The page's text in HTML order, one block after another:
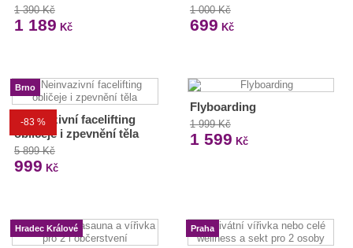
1 390 Kč
1 189 Kč
1 000 Kč
699 Kč
-83 %
Brno
Neinvazivní facelifting
obličeje i zpevnění těla
5 899 Kč
999 Kč
Flyboarding
1 999 Kč
1 599 Kč
Hradec Králové Praha